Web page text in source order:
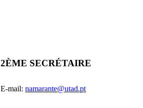
2ÈME SECRÉTAIRE
E-mail:namarante@utad.pt